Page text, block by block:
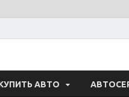
— Авто
АВТО